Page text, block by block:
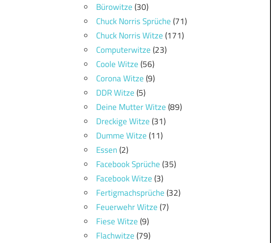
Bürowitze(30)
Chuck Norris Sprüche(71)
Chuck Norris Witze(171)
Computerwitze(23)
Coole Witze(56)
Corona Witze(9)
DDR Witze(5)
Deine Mutter Witze(89)
Dreckige Witze(31)
Dumme Witze(11)
Essen(2)
Facebook Sprüche(35)
Facebook Witze(3)
Fertigmachsprüche(32)
Feuerwehr Witze(7)
Fiese Witze(9)
Flachwitze(79)